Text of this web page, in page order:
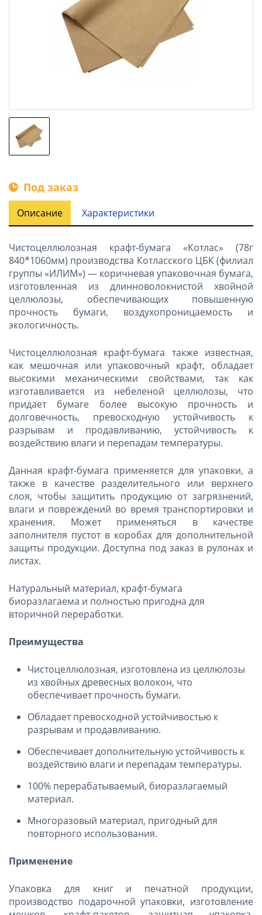
Под заказ
Описание Характеристики
Чистоцеллюлозная крафт-бумага «Котлас» (78г
840*1060мм) производства Котласского ЦБК (филиал
группы «ИЛИМ») — коричневая упаковочная бумага,
изготовленная из длинноволокнистой хвойной
целлюлозы, обеспечивающих повышенную
прочность бумаги, воздухопроницаемость и
экологичность.
Чистоцеллюлозная крафт-бумага также известная,
как мешочная или упаковочный крафт, обладает
высокими механическими свойствами, так как
изготавливается из небеленой целлюлозы, что
придает бумаге более высокую прочность и
долговечность, превосходную устойчивость к
разрывам и продавливанию, устойчивость к
воздействию влаги и перепадам температуры.
Данная крафт-бумага применяется для упаковки, а
также в качестве разделительного или верхнего
слоя, чтобы защитить продукцию от загрязнений,
влаги и повреждений во время транспортировки и
хранения. Может применяться в качестве
заполнителя пустот в коробах для дополнительной
защиты продукции. Доступна под заказ в рулонах и
листах.
Натуральный материал, крафт-бумага
биоразлагаема и полностью пригодна для
вторичной переработки.
Преимущества
Чистоцеллюлозная, изготовлена из целлюлозы
из хвойных древесных волокон, что
обеспечивает прочность бумаги.
Обладает превосходной устойчивостью к
разрывам и продавливанию.
Обеспечивает дополнительную устойчивость к
воздействию влаги и перепадам температуры.
100% перерабатываемый, биоразлагаемый
материал.
Многоразовый материал, пригодный для
повторного использования.
Применение
Упаковка для книг и печатной продукции,
производство подарочной упаковки, изготовление